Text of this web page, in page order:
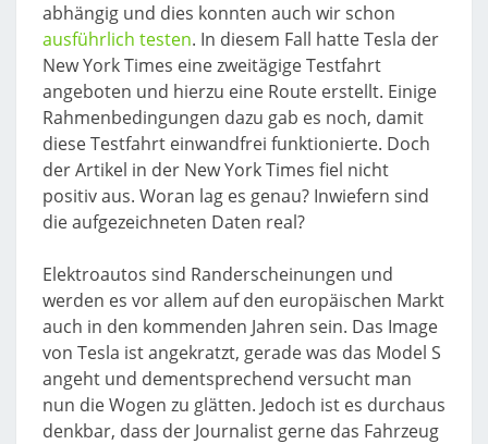
abhängig und dies konnten auch wir schon
ausführlich testen. In diesem Fall hatte Tesla der
New York Times eine zweitägige Testfahrt
angeboten und hierzu eine Route erstellt. Einige
Rahmenbedingungen dazu gab es noch, damit
diese Testfahrt einwandfrei funktionierte. Doch
der Artikel in der New York Times fiel nicht
positiv aus. Woran lag es genau? Inwiefern sind
die aufgezeichneten Daten real?
Elektroautos sind Randerscheinungen und
werden es vor allem auf den europäischen Markt
auch in den kommenden Jahren sein. Das Image
von Tesla ist angekratzt, gerade was das Model S
angeht und dementsprechend versucht man
nun die Wogen zu glätten. Jedoch ist es durchaus
denkbar, dass der Journalist gerne das Fahrzeug